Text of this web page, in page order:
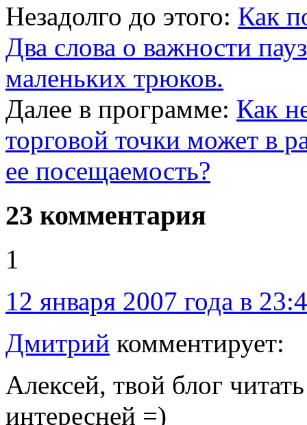
Незадолго до этого: Как
Два слова о важности
маленьких трюков.
Далее в программе: Как
торговой точки может в
ее посещаемость?
23 комментария
1
12 января 2007 года в
Дмитрий комментирует:
Алексей, твой блог
интересней =)